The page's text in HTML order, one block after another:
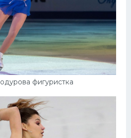
фигуристка